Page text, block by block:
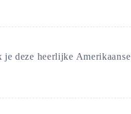
deze heerlijke Amerikaanse